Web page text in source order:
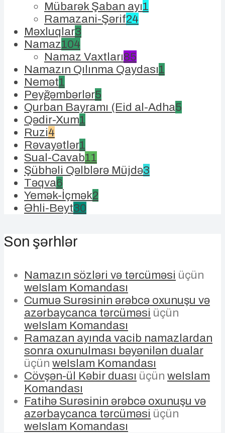
Mübarək Şaban ayı1
Ramazani-Şərif24
Məxluqlar3
Namaz104
Namaz Vaxtları85
Namazın Qılınma Qaydası1
Nemət1
Peyğəmbərlər5
Qurban Bayramı (Eid al-Adha5
Qədir-Xum1
Ruzi4
Rəvayətlər1
Sual-Cavab11
Şübhəli Qəlblərə Müjdə3
Təqva6
Yemək-İçmək2
Əhli-Beyt30
Son şərhlər
Namazın sözləri və tərcüməsi üçün
weIslam Komandası
Cumuə Surəsinin ərəbcə oxunuşu və
azərbaycanca tərcüməsi üçün
weIslam Komandası
Ramazan ayında vacib namazlardan
sonra oxunulması bəyənilən dualar
üçün weIslam Komandası
Cövşən-ül Kəbir duası üçün weIslam
Komandası
Fatihə Surəsinin ərəbcə oxunuşu və
azərbaycanca tərcüməsi üçün
weIslam Komandası